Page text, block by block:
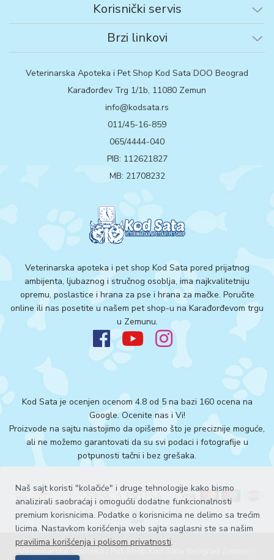
Naš sajt koristi "kolačiće" i druge tehnologije kako bismo
analizirali saobraćaj i omogućili dodatne funkcionalnosti
premium korisnicima. Podatke o korisnicima ne delimo sa trećim
licima. Nastavkom korišćenja web sajta saglasni ste sa našim
pravilima korišćenja i polisom privatnosti.
Korisnički servis
Brzi linkovi
Veterinarska Apoteka i Pet Shop Kod Sata DOO Beograd
Karađorđev Trg 1/1b, 11080 Zemun
info@kodsata.rs
011/45-16-859
065/4444-040
PIB: 112621827
MB: 21708232
Veterinarska apoteka i pet shop Kod Sata pored prijatnog
ambijenta, ljubaznog i stručnog osoblja, ima najkvalitetniju
opremu, poslastice i hrana za pse i hrana za mačke. Poručite
online ili nas posetite u našem pet shop-u na Karađorđevom trgu
u Zemunu.
Kod Sata je ocenjen ocenom 4.8 od 5 na bazi 160 ocena na
Google.Ocenite nas i Vi!
Proizvode na sajtu nastojimo da opišemo što je preciznije moguće,
ali ne možemo garantovati da su svi podaci i fotografije u
potpunosti tačni i bez grešaka.